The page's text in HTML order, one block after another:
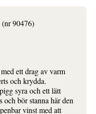
(nr 90476)
ett drag av varm
och krydda.
syra och ett lätt
bör stanna här den
vinst med att